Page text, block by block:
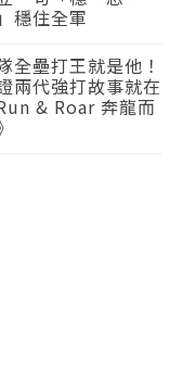
穩住全軍
全壘打王就是他！
兩代強打故事就在
& Roar 奔龍而